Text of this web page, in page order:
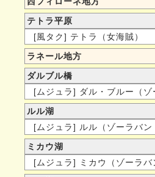
テトラ平原
[風タク] テトラ（女海賊）
ラネール地方
ダルブル橋
[ムジュラ] ダル・ブルー（ゾ
ルル湖
[ムジュラ] ルル（ゾーラバン
ミカウ湖
[ムジュラ] ミカウ（ゾーラバ